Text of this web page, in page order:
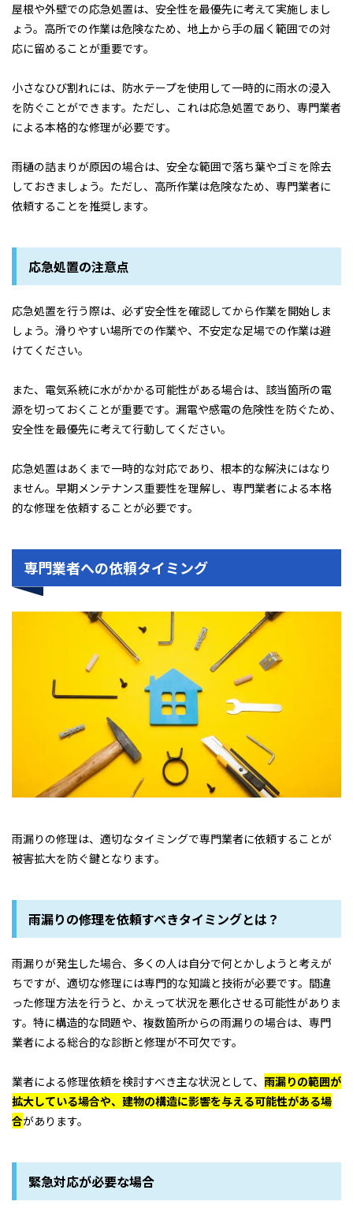
屋根や外壁での応急処置は、安全性を最優先に考えて実施しまし
ょう。高所での作業は危険なため、地上から手の届く範囲での対
応に留めることが重要です。
小さなひび割れには、防水テープを使用して一時的に雨水の浸入
を防ぐことができます。ただし、これは応急処置であり、専門業者
による本格的な修理が必要です。
雨樋の詰まりが原因の場合は、安全な範囲で落ち葉やゴミを除去
しておきましょう。ただし、高所作業は危険なため、専門業者に
依頼することを推奨します。
応急処置の注意点
応急処置を行う際は、必ず安全性を確認してから作業を開始しま
しょう。滑りやすい場所での作業や、不安定な足場での作業は避
けてください。
また、電気系統に水がかかる可能性がある場合は、該当箇所の電
源を切っておくことが重要です。漏電や感電の危険性を防ぐため、
安全性を最優先に考えて行動してください。
応急処置はあくまで一時的な対応であり、根本的な解決にはなり
ません。早期メンテナンス重要性を理解し、専門業者による本格
的な修理を依頼することが必要です。
専門業者への依頼タイミング
雨漏りの修理は、適切なタイミングで専門業者に依頼することが
被害拡大を防ぐ鍵となります。
雨漏りの修理を依頼すべきタイミングとは？
雨漏りが発生した場合、多くの人は自分で何とかしようと考えが
ちですが、適切な修理には専門的な知識と技術が必要です。間違
った修理方法を行うと、かえって状況を悪化させる可能性がありま
す。特に構造的な問題や、複数箇所からの雨漏りの場合は、専門
業者による総合的な診断と修理が不可欠です。
業者による修理依頼を検討すべき主な状況として、 雨漏りの範囲が
拡大している場合や、建物の構造に影響を与える可能性がある場
合があります。
緊急対応が必要な場合